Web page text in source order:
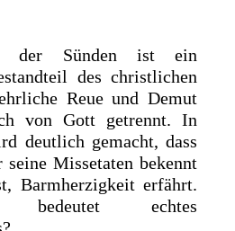
der Sünden ist ein
des christlichen
Reue und Demut
von Gott getrennt. In
deutlich gemacht, dass
Missetaten bekennt
Barmherzigkeit erfährt.
echtes